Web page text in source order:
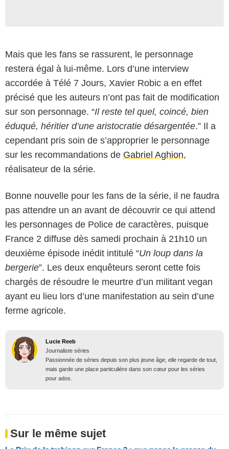
Mais que les fans se rassurent, le personnage
restera égal à lui-même. Lors d’une interview
accordée à Télé 7 Jours, Xavier Robic a en effet
précisé que les auteurs n’ont pas fait de modification
sur son personnage. “Il reste tel quel, coincé, bien
éduqué, héritier d’une aristocratie désargentée.” Il a
cependant pris soin de s’approprier le personnage
sur les recommandations de Gabriel Aghion,
réalisateur de la série.
Bonne nouvelle pour les fans de la série, il ne faudra
pas attendre un an avant de découvrir ce qui attend
les personnages de Police de caractères, puisque
France 2 diffuse dès samedi prochain à 21h10 un
deuxième épisode inédit intitulé “Un loup dans la
bergerie”. Les deux enquêteurs seront cette fois
chargés de résoudre le meurtre d’un militant vegan
ayant eu lieu lors d’une manifestation au sein d’une
ferme agricole.
Lucie Reeb
Journaliste séries
Passionnée de séries depuis son plus jeune âge, elle regarde de tout,
mais garde une place particulière dans son cœur pour les séries
pour ados.
Sur le même sujet